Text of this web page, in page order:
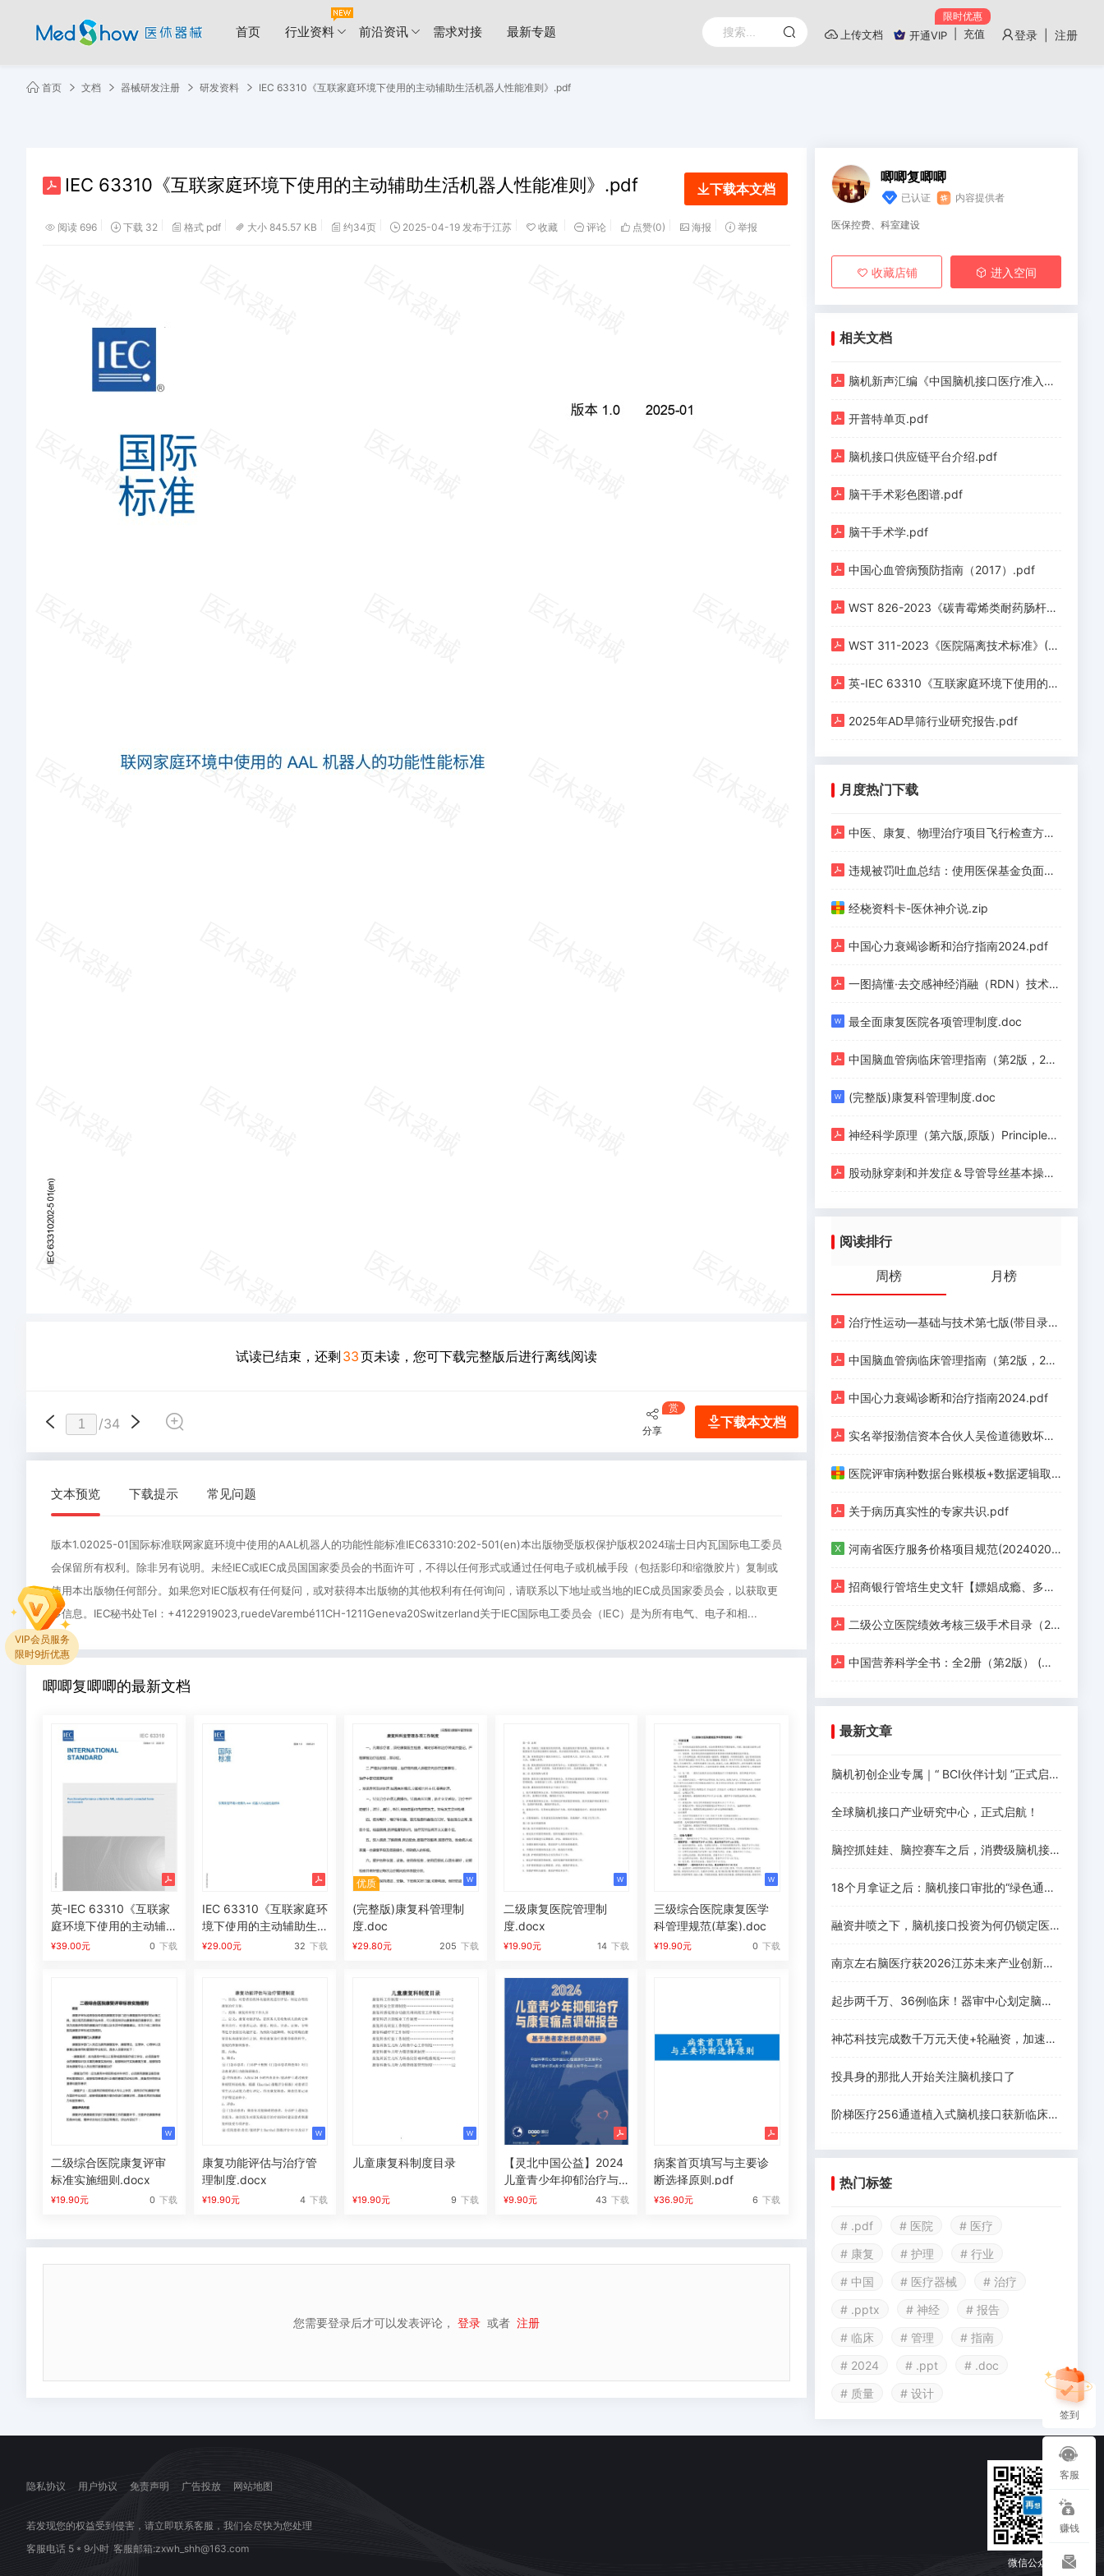
首页 行业资料 前沿资讯 需求对接 最新专题 上传文档 开通VIP
限时优惠
充值 登录 | 注册
首页 文档 器械研发注册 研发资料 IEC 63310《互联家庭环境下使用的主动辅助生活机器人性能准则》.pdf
IEC 63310《互联家庭环境下使用的主动辅助生活机器人性能准则》.pdf 下载本文档
阅读 696 下载 32 格式 pdf 大小 845.57 KB 约34页 2025-04-19 发布于江苏 收藏 评论 点赞(0) 海报 举报
试读已结束，还剩 33页未读，您可下载完整版后进行离线阅读
/34 下载本文档
分享
赏
文本预览 下载提示 常见问题
版本1.02025-01国际标准联网家庭环境中使用的AAL机器人的功能性能标准IEC63310:202-501(en)本出版物受版权保护版权2024瑞士日内瓦国际电工委员
会保留所有权利。除非另有说明。未经IEC或IEC成员国国家委员会的书面许可，不得以任何形式或通过任何电子或机械手段（包括影印和缩微胶片）复制或
使用本出版物任何部分。如果您对IEC版权有任何疑问，或对获得本出版物的其他权利有任何询问，请联系以下地址或当地的IEC成员国家委员会，以获取更
多信息。IEC秘书处Tel：+4122919023,ruedeVarembé11CH-1211Geneva20Switzerland关于IEC国际电工委员会（IEC）是为所有电气、电子和相...
1、
当
您
只
拥
有
限，
着
购
使
不
得
Q：
已
扫
但
购
买
入
口?
买，
要
再
唧唧复唧唧的最新文档
英-IEC 63310《互联家
庭环境下使用的主动辅
助生活机器人性能准
¥39.00元 0 下载
IEC 63310《互联家庭环
境下使用的主动辅助生
活机器人性能准则》.pdf
¥29.00元 32 下载
优质
(完整版)康复科管理制
度.doc
¥29.80元 205 下载
二级康复医院管理制
度.docx
¥19.90元 14 下载
三级综合医院康复医学
科管理规范(草案).doc
¥19.90元 0 下载
二级综合医院康复评审
标准实施细则.docx
¥19.90元 0 下载
康复功能评估与治疗管
理制度.docx
¥19.90元 4 下载
儿童康复科制度目录
¥19.90元 9 下载
【灵北中国公益】2024
儿童青少年抑郁治疗与
康复痛点调研报告.pdf
¥9.90元 43 下载
病案首页填写与主要诊
断选择原则.pdf
¥36.90元 6 下载
您需要登录后才可以发表评论， 登录 或者 注册
唧唧复唧唧
已认证 内容提供者
医保控费、科室建设
收藏店铺 进入空间
相关文档
脑机新声汇编《中国脑机接口医疗准入与医保定价全景汇编（上册）》.pdf
开普特单页.pdf
脑机接口供应链平台介绍.pdf
脑干手术彩色图谱.pdf
脑干手术学.pdf
中国心血管病预防指南（2017）.pdf
WST 826-2023《碳青霉烯类耐药肠杆菌预防与控制标准》.pdf
WST 311-2023《医院隔离技术标准》(1).pdf
英-IEC 63310《互联家庭环境下使用的主动辅助生活机器人性能准则》.pdf
2025年AD早筛行业研究报告.pdf
月度热门下载
中医、康复、物理治疗项目飞行检查方法.pdf
违规被罚吐血总结：使用医保基金负面清单（护理、手术、检验、检查等九类）.pdf
经桡资料卡-医休神介说.zip
中国心力衰竭诊断和治疗指南2024.pdf
一图搞懂·去交感神经消融（RDN）技术（上）.pdf
最全面康复医院各项管理制度.doc
中国脑血管病临床管理指南（第2版，2023）.pdf
(完整版)康复科管理制度.doc
神经科学原理（第六版,原版）Principles of Neural Science (Sixth Edition) (Eric R. Kandel, John D. Koester etc.) (Z-Library).pdf
股动脉穿刺和并发症＆导管导丝基本操作.pdf
阅读排行
周榜 月榜
治疗性运动—基础与技术第七版(带目录).pdf
中国脑血管病临床管理指南（第2版，2023）.pdf
中国心力衰竭诊断和治疗指南2024.pdf
实名举报渤信资本合伙人吴俭道德败坏、玩弄女性.pdf
医院评审病种数据台账模板+数据逻辑取值清单+政策汇编.zip
关于病历真实性的专家共识.pdf
河南省医疗服务价格项目规范(20240201版).xlsx
招商银行管培生史文轩【嫖娼成瘾、多次约炮、反复出轨】.pdf
二级公立医院绩效考核三级手术目录（2020版）.pdf
中国营养科学全书：全2册（第2版） (杨月欣，葛可佑) (Z-Library).pdf
最新文章
脑机初创企业专属｜“ BCI伙伴计划 ”正式启动！
全球脑机接口产业研究中心，正式启航！
脑控抓娃娃、脑控赛车之后，消费级脑机接口离爆发还差什么
18个月拿证之后：脑机接口审批的“绿色通道”没有想象中好走
融资井喷之下，脑机接口投资为何仍锁定医疗赛道
南京左右脑医疗获2026江苏未来产业创新创业大赛一等奖，系唯一获奖脑机接口项目！
起步两千万、36例临床！器审中心划定脑机接口三类证注册要求
神芯科技完成数千万元天使+轮融资，加速侵入式脑机接口芯片规模化落地
投具身的那批人开始关注脑机接口了
阶梯医疗256通道植入式脑机接口获新临床进展
热门标签
# .pdf # 医院
# 医疗
# 康复
# 护理
# 行业
# 中国
# 医疗器械
# 治疗
# .pptx
# 神经
# 报告
# 临床
# 管理
# 指南
# 2024
# .ppt
# .doc
# 质量
# 设计
隐私协议 用户协议 免责声明 广告投放 网站地图
若发现您的权益受到侵害，请立即联系客服，我们会尽快为您处理
客服电话 5 * 9小时 客服邮箱:zxwh_shh@163.com
微信公众号
VIP会员服务
限时9折优惠
签到
客服
赚钱